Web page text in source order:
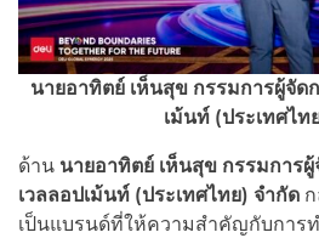
นายอาทิตย์ เห็นสุข กรรมการผู้จัด
เม้นท์ (ประเทศไท
ด้าน นายอาทิตย์ เห็นสุข กรรมการ
เวลลอปเม้นท์ (ประเทศไทย) จำกัด
เป็นแบรนด์ที่ให้ความสำคัญกับการ